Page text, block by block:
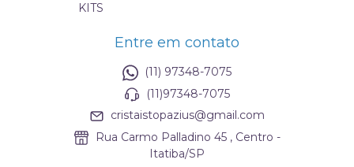
KITS
Entre em contato
(11) 97348-7075
(11)97348-7075
cristaistopazius@gmail.com
Rua Carmo Palladino 45 , Centro -
Itatiba/SP